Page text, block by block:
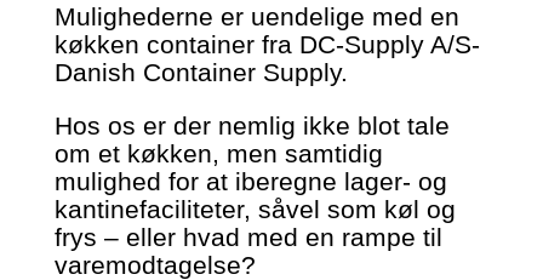
Mulighederne er uendelige med en
køkken container fra DC-Supply A/S-
Danish Container Supply.
Hos os er der nemlig ikke blot tale
om et køkken, men samtidig
mulighed for at iberegne lager- og
kantinefaciliteter, såvel som køl og
frys – eller hvad med en rampe til
varemodtagelse?